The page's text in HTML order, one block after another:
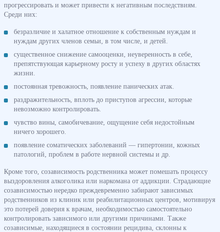
прогрессировать и может привести к негативным последствиям.
Среди них:
безразличие и халатное отношение к собственным нуждам и
нуждам других членов семьи, в том числе, и детей.
существенное снижение самооценки, неуверенность в себе,
препятствующая карьерному росту и успеху в других областях
жизни.
постоянная тревожность, появление панических атак.
раздражительность, вплоть до приступов агрессии, которые
невозможно контролировать.
чувство вины, самобичевание, ощущение себя недостойным
ничего хорошего.
появление соматических заболеваний — гипертонии, кожных
патологий, проблем в работе нервной системы и др.
Кроме того, созависимость родственника может помешать процессу
выздоровления алкоголика или наркомана от аддикции. Страдающие
созависимостью нередко преждевременно забирают зависимых
родственников из клиник или реабилитационных центров, мотивируя
это потерей доверия к врачам, необходимостью самостоятельно
контролировать зависимого или другими причинами. Также
созависимые, находящиеся в состоянии рецидива, склонны к